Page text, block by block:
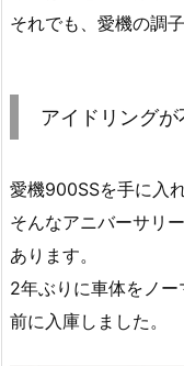
それでも、愛機の調
アイドリングが
愛機900SSを手に入
そんなアニバーサリ
あります。
2年ぶりに車体をノ
前に入庫しました。